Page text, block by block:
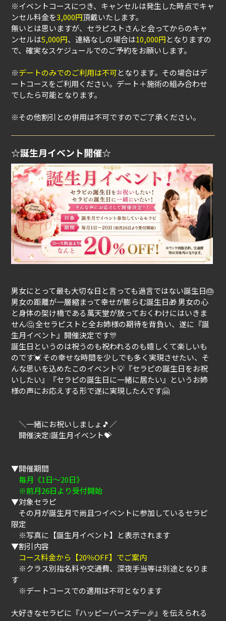
※イベントコースにつき、キャンセルは発生した時点でキャ
ンセル料金を3,000円頂戴いたします。
無いとは思いますが、セラピストさんと会ってからのキャ
ンセルは5,000円、連絡なしの場合は10,000円となりますの
で、確実なスケジュールでのご予約をお願いします。
※デートのみでのご利用は不可となります。その場合はデ
ートコースをご利用ください。デート＋施術の組み合わせ
でしたら可能となります。
※その他割引との併用は不可ですのでご了承ください。
☆誕生月イベント開催☆
男女にとって最も大切な日と言っても過言ではない誕生日🎂
男女の距離が一層縮まって幸せが膨らむ誕生日🎁 男女の心
と身体の架け橋である萬天堂が放っておくわけにはいきま
せん🤔 全セラピストと全お姉様の期待を背負い、遂に『誕
生月イベント』開催決定です🎊
誕生日というのは祝うのも祝われるのも嬉しくて楽しいも
のです💓 その幸せな時間を少しでも多く実現させたい、そ
んな思いを込めたこのイベント💡『セラピの誕生日をお祝
いしたい』『セラピの誕生日に一緒に居たい』というお姉
様の声にお応えする形で遂に実現したんです🤗
＼一緒にお祝いしましょ🎵／
開催決定❕誕生月イベント💝
▼開催期間
毎月《1日～20日》
※前月26日より受付開始
▼対象セラピ
その月が誕生月で尚且つイベントに参加しているセラピ
限定
※写真に【誕生月イベント】と表示されます
▼割引内容
コース料金から【20％OFF】でご案内
※クラス別指名料や交通費、深夜手当等は別途となりま
す
※デートコースでの適用は不可となります
大好きなセラピに『ハッピーバースデー🎉』を伝えられる